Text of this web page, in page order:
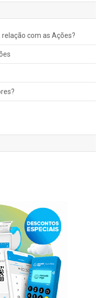
relação com as Ações?